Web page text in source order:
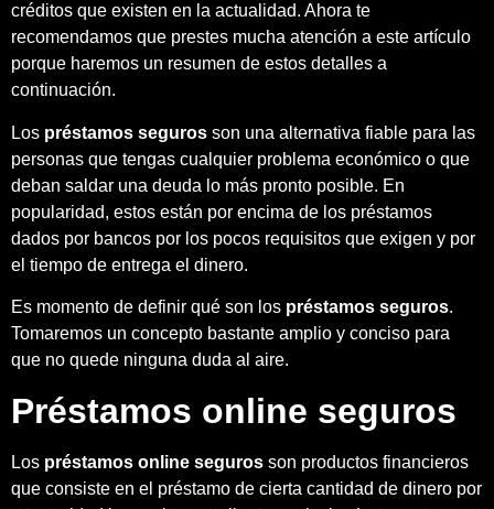
créditos que existen en la actualidad. Ahora te
recomendamos que prestes mucha atención a este artículo
porque haremos un resumen de estos detalles a
continuación.
Los préstamos seguros son una alternativa fiable para las
personas que tengas cualquier problema económico o que
deban saldar una deuda lo más pronto posible. En
popularidad, estos están por encima de los préstamos
dados por bancos por los pocos requisitos que exigen y por
el tiempo de entrega el dinero.
Es momento de definir qué son los préstamos seguros.
Tomaremos un concepto bastante amplio y conciso para
que no quede ninguna duda al aire.
Préstamos online seguros
Los préstamos online seguros son productos financieros
que consiste en el préstamo de cierta cantidad de dinero por